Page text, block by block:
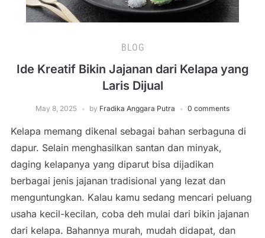
BLOG
Ide Kreatif Bikin Jajanan dari Kelapa yang
Laris Dijual
May 8, 2025 by Fradika Anggara Putra 0 comments
Kelapa memang dikenal sebagai bahan serbaguna di
dapur. Selain menghasilkan santan dan minyak,
daging kelapanya yang diparut bisa dijadikan
berbagai jenis jajanan tradisional yang lezat dan
menguntungkan. Kalau kamu sedang mencari peluang
usaha kecil-kecilan, coba deh mulai dari bikin jajanan
dari kelapa. Bahannya murah, mudah didapat, dan